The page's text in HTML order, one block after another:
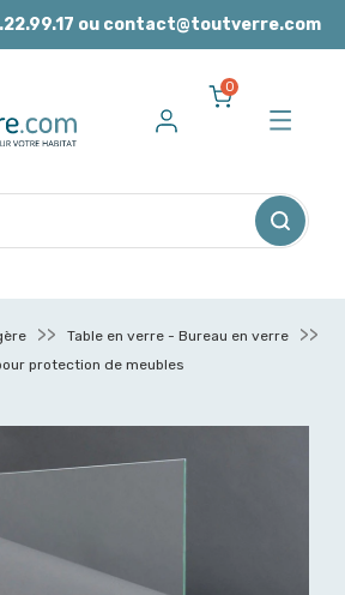
cookiesou contact@toutverre.com
0
Table en verre - Bureau en verre
protection de meubles